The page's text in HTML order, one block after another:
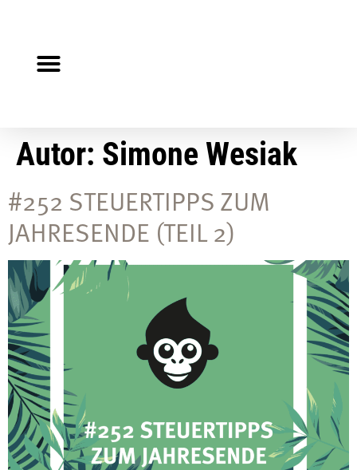
Autor: Simone Wesiak
#252 STEUERTIPPS ZUM
JAHRESENDE (TEIL 2)